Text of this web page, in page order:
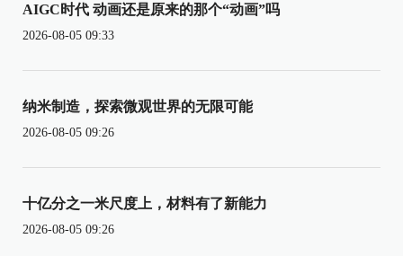
AIGC时代 动画还是原来的那个“动画”吗
2026-08-05 09:33
纳米制造，探索微观世界的无限可能
2026-08-05 09:26
十亿分之一米尺度上，材料有了新能力
2026-08-05 09:26